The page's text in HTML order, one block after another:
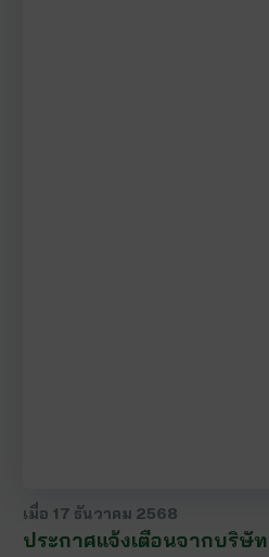
เมื่อ 17 ธันวาคม 2568
ประกาศแจ้งเตือนจากบริษัท